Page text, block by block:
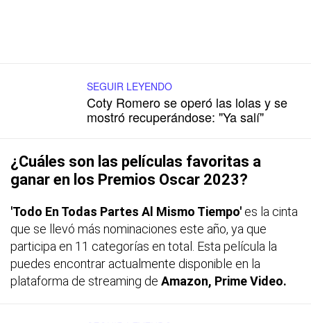
SEGUIR LEYENDO
Coty Romero se operó las lolas y se
mostró recuperándose: "Ya salí"
¿Cuáles son las películas favoritas a
ganar en los Premios Oscar 2023?
'Todo En Todas Partes Al Mismo Tiempo' es la cinta
que se llevó más nominaciones este año, ya que
participa en 11 categorías en total. Esta película la
puedes encontrar actualmente disponible en la
plataforma de streaming de Amazon, Prime Video.